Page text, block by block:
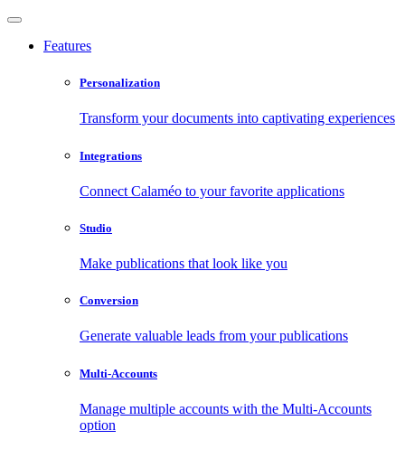
Features
Personalization
Transform your documents into captivating experiences
Integrations
Connect Calaméo to your favorite applications
Studio
Make publications that look like you
Conversion
Generate valuable leads from your publications
Multi-Accounts
Manage multiple accounts with the Multi-Accounts
option